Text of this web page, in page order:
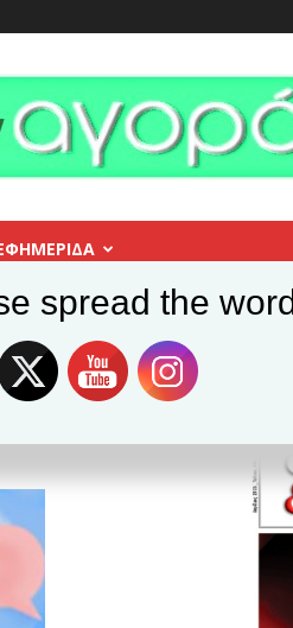
spread the